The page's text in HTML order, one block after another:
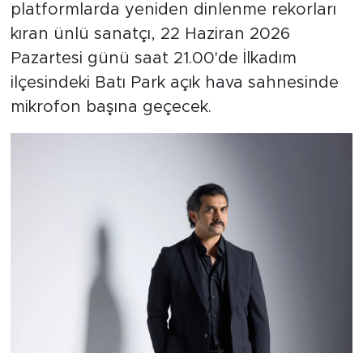
platformlarda yeniden dinlenme rekorları
kıran ünlü sanatçı, 22 Haziran 2026
Pazartesi günü saat 21.00'de İlkadım
ilçesindeki Batı Park açık hava sahnesinde
mikrofon başına geçecek.